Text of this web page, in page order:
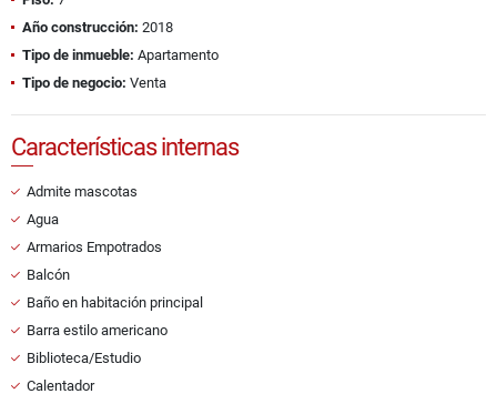
Año construcción: 2018
Tipo de inmueble: Apartamento
Tipo de negocio: Venta
Características internas
Admite mascotas
Agua
Armarios Empotrados
Balcón
Baño en habitación principal
Barra estilo americano
Biblioteca/Estudio
Calentador